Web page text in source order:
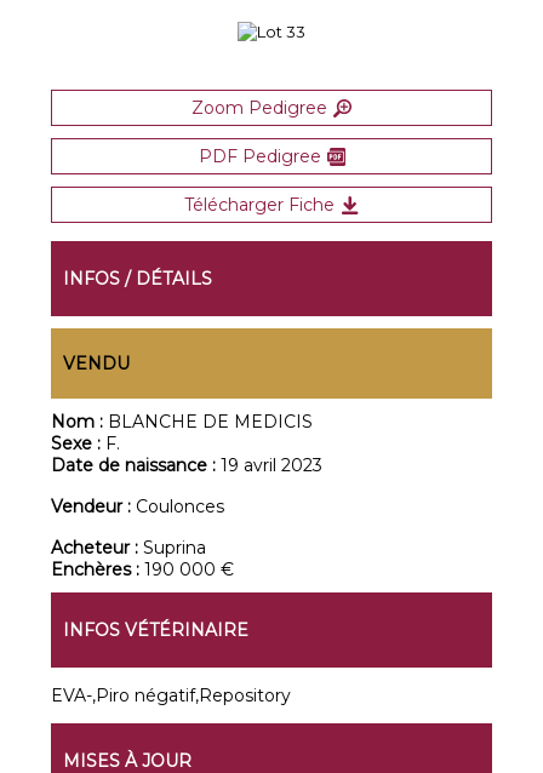
Zoom Pedigree
PDF Pedigree
Télécharger Fiche
INFOS / DÉTAILS
VENDU
Nom : BLANCHE DE MEDICIS
Sexe : F.
Date de naissance :19 avril 2023
Vendeur : Coulonces
Acheteur :Suprina
Enchères :190 000 €
INFOS VÉTÉRINAIRE
EVA-,Piro négatif,Repository
MISES À JOUR